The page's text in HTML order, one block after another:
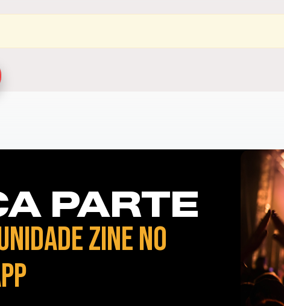
PARTE
ZINE NO